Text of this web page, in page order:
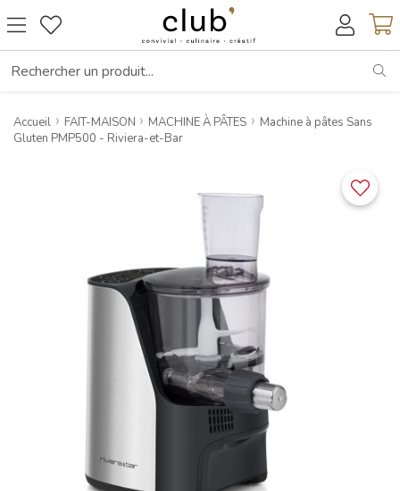
Accueil FAIT-MAISON MACHINE À PÂTES
Machine à pâtes Sans
Gluten PMP500 - Riviera-et-Bar